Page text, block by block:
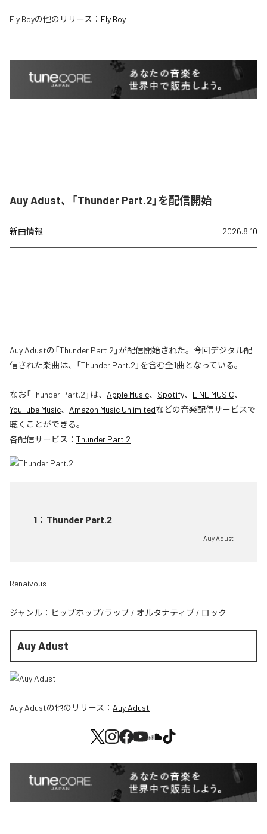
Fly Boyの他のリリース： Fly Boy
Auy Adust、「Thunder Part.2」を配信開始
新曲情報 2026.8.10
Auy Adustの「Thunder Part.2」が配信開始された。今回デジタル配
信された楽曲は、「Thunder Part.2」を含む全1曲となっている。
なお「Thunder Part.2 」は、 Apple Music、 Spotify、 LINE MUSIC、
YouTube Music、 Amazon Music Unlimitedなどの音楽配信サービスで
聴くことができる。
各配信サービス： Thunder Part.2
1 ： Thunder Part.2
Auy Adust
Renaivous
ジャンル： ヒップホップ/ラップ / オルタナティブ / ロック
Auy Adust
Auy Adustの他のリリース： Auy Adust